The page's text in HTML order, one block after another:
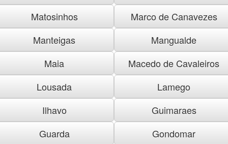
Matosinhos
Marco de Canavezes
Manteigas
Mangualde
Maia
Macedo de Cavaleiros
Lousada
Lamego
Ilhavo
Guimaraes
Guarda
Gondomar